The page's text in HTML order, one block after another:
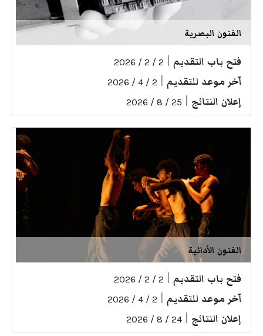
الفنون البصرية
فتح باب التقديم 2 / 2 / 2026
آخر موعد للتقديم 2 / 4 / 2026
إعلان النتائج 25 / 8 / 2026
الفنون الأدائية
فتح باب التقديم 2 / 2 / 2026
آخر موعد للتقديم 2 / 4 / 2026
إعلان النتائج 24 / 8 / 2026